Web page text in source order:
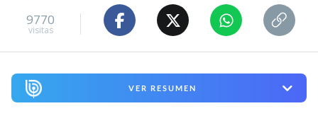
9770
visitas
VER RESUMEN